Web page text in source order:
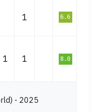
1 6.6
1 1 8.0
- 2025